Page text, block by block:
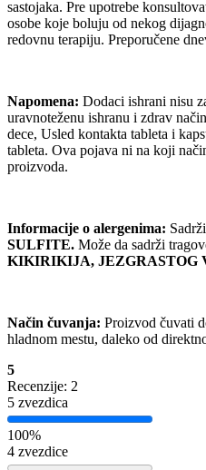
sastojaka. Pre upotrebe
osobe koje boluju od nekog
redovnu terapiju. Preporučene
Napomena: Dodaci ishrani nisu
uravnoteženu ishranu i zdrav
dece, Usled kontakta tableta i
tableta. Ova pojava ni na koji
proizvoda.
Informacije o alergenima: Sadrži
SULFITE. Može da sadrži
KIKIRIKIJA, JEZGRASTOG
Način čuvanja: Proizvod čuvati
hladnom mestu, daleko od
5
Recenzije: 2
5 zvezdica
100%
4 zvezdice